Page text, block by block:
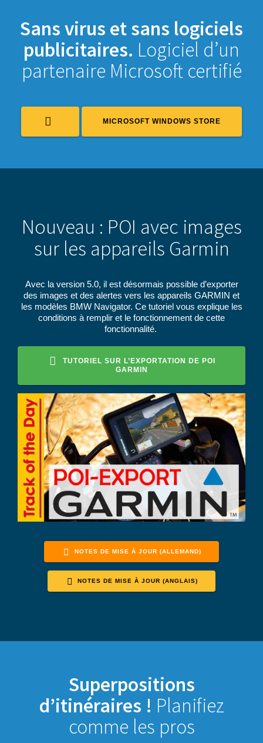
Sans virus et sans logiciels
publicitaires. Logiciel d’un
partenaire Microsoft certifié
MICROSOFT WINDOWS STORE
Nouveau : POI avec images
sur les appareils Garmin
Avec la version 5.0, il est désormais possible d’exporter
des images et des alertes vers les appareils GARMIN et
les modèles BMW Navigator. Ce tutoriel vous explique les
conditions à remplir et le fonctionnement de cette
fonctionnalité.
TUTORIEL SUR L’EXPORTATION DE POI
GARMIN
NOTES DE MISE À JOUR (ALLEMAND)
NOTES DE MISE À JOUR (ANGLAIS)
Superpositions
d’itinéraires ! Planifiez
comme les pros